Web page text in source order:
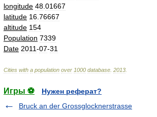
longitude 48 01667
latitude 16 76667
altitude 154
Population 7339
Date 2011-07-31
Cities with a population over 1000 database 2013
Игры ⚽
Нужен реферат?
Bruck an der Grossglocknerstrasse